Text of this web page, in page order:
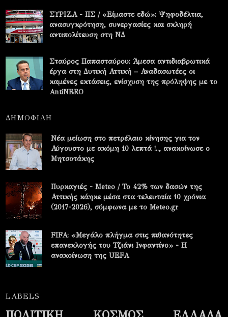
ΣΥΡΙΖΑ - ΠΣ / «Είμαστε εδώ»: Ψηφοδέλτια,
ανασυγκρότηση, συνεργασίες και σκληρή
αντιπολίτευση στη ΝΔ
Σταύρος Παπασταύρου: Άμεσα αντιδιαβρωτικά
έργα στη Δυτική Αττική – Αναδασωτέες οι
καμένες εκτάσεις, ενίσχυση της πρόληψης με το
AntiNERO
ΔΗΜΟΦΙΛΗ
Νέα μείωση στο πετρέλαιο κίνησης για τον
Αύγουστο με ακόμη 10 λεπτά !.., ανακοίνωσε ο
Μητσοτάκης
Πυρκαγιές - Meteo / Το 42% των δασών της
Αττικής κάηκε μέσα στα τελευταία 10 χρόνια
(2017-2026), σύμφωνα με το Meteo.gr
FIFA: «Μεγάλο πλήγμα στις πιθανότητες
επανεκλογής του Τζιάνι Ινφαντίνο» - Η
ανακοίνωση της UEFA
LABELS